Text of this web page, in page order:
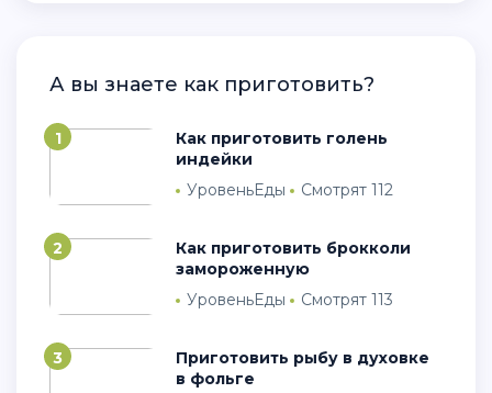
А вы знаете как приготовить?
1
Как приготовить голень
индейки
УровеньЕды
Смотрят 112
2
Как приготовить брокколи
замороженную
УровеньЕды
Смотрят 113
3
Приготовить рыбу в духовке
в фольге